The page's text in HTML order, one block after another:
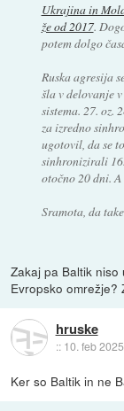
Ukrajina in
že od 2017.
potem dolgo
Ruska agresija
šla v delovanje
sistema. 27.
za izredno
ugotovil, da se
sinhronizirali
otočno 20 dni.
Sramota, da
Zakaj pa Baltik
Evropsko omrežje?
hruske
:: 10. feb
Ker so Baltik in ne